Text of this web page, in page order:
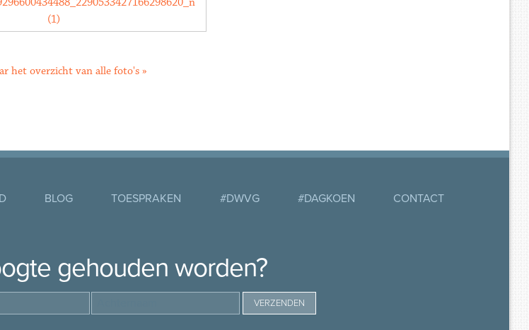
het overzicht van alle foto's »
BLOG TOESPRAKEN #DWVG #DAGKOEN CONTACT
gehouden worden?